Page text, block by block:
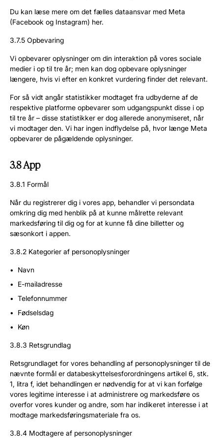
Du kan læse mere om det fælles dataansvar med Meta
(Facebook og Instagram) her.
3.7.5 Opbevaring
Vi opbevarer oplysninger om din interaktion på vores sociale
medier i op til tre år; men kan dog opbevare oplysninger
længere, hvis vi efter en konkret vurdering finder det relevant.
For så vidt angår statistikker modtaget fra udbyderne af de
respektive platforme opbevarer som udgangspunkt disse i op
til tre år – disse statistikker er dog allerede anonymiseret, når
vi modtager den. Vi har ingen indflydelse på, hvor længe Meta
opbevarer de pågældende oplysninger.
3.8 App
3.8.1 Formål
Når du registrerer dig i vores app, behandler vi persondata
omkring dig med henblik på at kunne målrette relevant
markedsføring til dig og for at kunne få dine billetter og
sæsonkort i appen.
3.8.2 Kategorier af personoplysninger
Navn
E-mailadresse
Telefonnummer
Fødselsdag
Køn
3.8.3 Retsgrundlag
Retsgrundlaget for vores behandling af personoplysninger til de
nævnte formål er databeskyttelsesforordningens artikel 6, stk.
1, litra f, idet behandlingen er nødvendig for at vi kan forfølge
vores legitime interesse i at administrere og markedsføre os
overfor vores kunder og andre, som har indikeret interesse i at
modtage markedsføringsmateriale fra os.
3.8.4 Modtagere af personoplysninger